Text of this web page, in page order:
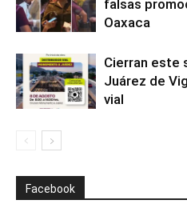
falsas
Oaxaca
Cierran este
Juárez de
vial
Facebook